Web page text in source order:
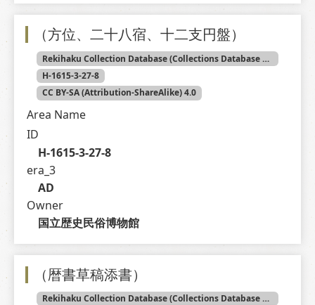
（方位、二十八宿、十二支円盤）
Rekihaku Collection Database (Collections Database of the National Museum of Japanese History)
H-1615-3-27-8
CC BY-SA (Attribution-ShareAlike) 4.0
Area Name
ID
H-1615-3-27-8
era_3
AD
Owner
国立歴史民俗博物館
（暦書草稿添書）
Rekihaku Collection Database (Collections Database of the National Museum of Japanese History)